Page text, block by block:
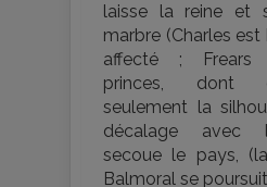
laisse la reine et
marbre (Charles
affecté ; Frears
princes, dont
seulement la
décalage avec
secoue le pays,
Balmoral se